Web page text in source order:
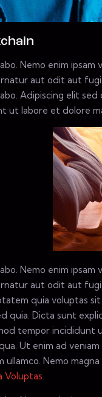
Nemo enim ipsam
aut odit aut
Adipiscing elit sed
ut labore et dolore
Nemo enim ipsam
aut odit aut
quia voluptas
quia. Dicta sunt
tempor incididunt
Ut enim ad
Nemo magna
Voluptas.